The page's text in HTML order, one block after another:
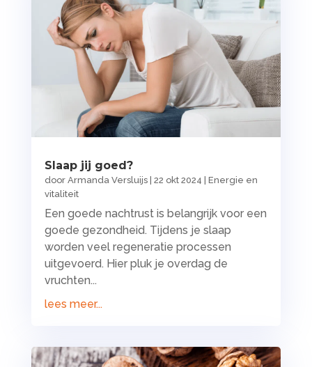
Slaap jij goed?
door Armanda Versluijs| 22 okt 2024
Energie en
vitaliteit
Een goede nachtrust is belangrijk voor een
goede gezondheid. Tijdens je slaap
worden veel regeneratie processen
uitgevoerd. Hier pluk je overdag de
vruchten...
lees meer...